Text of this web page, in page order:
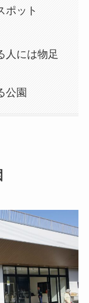
ポット
人には物足
公園